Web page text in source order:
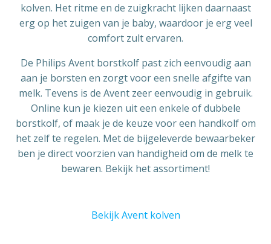
kolven. Het ritme en de zuigkracht lijken daarnaast
erg op het zuigen van je baby, waardoor je erg veel
comfort zult ervaren.
De Philips Avent borstkolf past zich eenvoudig aan
aan je borsten en zorgt voor een snelle afgifte van
melk. Tevens is de Avent zeer eenvoudig in gebruik.
Online kun je kiezen uit een enkele of dubbele
borstkolf, of maak je de keuze voor een handkolf om
het zelf te regelen. Met de bijgeleverde bewaarbeker
ben je direct voorzien van handigheid om de melk te
bewaren. Bekijk het assortiment!
Bekijk Avent kolven